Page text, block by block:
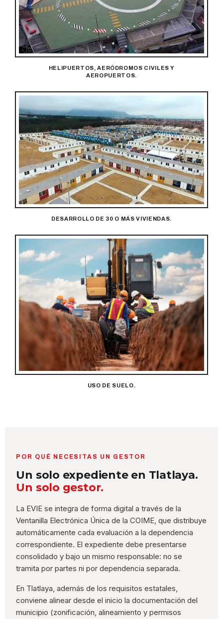
HELIPUERTOS, AERÓDROMOS CIVILES Y
AEROPUERTOS.
DESARROLLO DE 30 O MÁS VIVIENDAS.
USO DE SUELO.
POR QUÉ NECESITAS UN GESTOR
Un solo expediente en Tlatlaya.
Un solo gestor.
La EVIE se integra de forma digital a través de la
Ventanilla Electrónica Única de la COIME, que distribuye
automáticamente cada evaluación a la dependencia
correspondiente. El expediente debe presentarse
consolidado y bajo un mismo responsable: no se
tramita por partes ni por dependencia separada.
En Tlatlaya, además de los requisitos estatales,
conviene alinear desde el inicio la documentación del
municipio (zonificación, alineamiento y permisos